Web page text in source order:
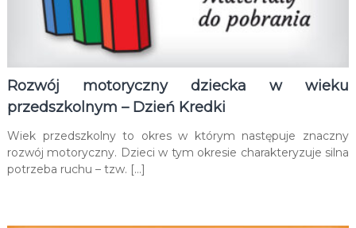
Rozwój motoryczny dziecka w wieku
przedszkolnym – Dzień Kredki
Wiek przedszkolny to okres w którym następuje znaczny
rozwój motoryczny. Dzieci w tym okresie charakteryzuje silna
potrzeba ruchu – tzw. […]